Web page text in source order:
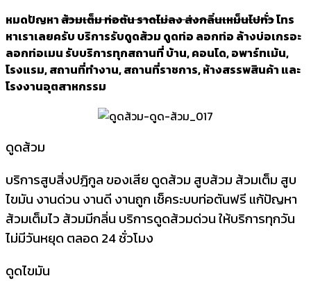
หมดปัญหาส้วมเต็ม ท่อตัน ราดไม่ลง ส่งกลิ่นเหม็นไปทั่วโทร
หาเราเลยครับ บริการรับดูดส้วม ดูดท่อ ลอกท่อ ล้างบ่อเกรอะ
ลอกท่อเมน รับบริการทุกสถานที่ บ้าน, คอนโด, อพาร์ทเม้น,
โรงแรม, สถานที่ทำงาน, สถานที่ราชการ, ห้างสรรพสินค้า และ
โรงงานอุตสาหกรรม
ดูดส้วม
บริการสูบสิ่งปฎิกูล ของเสีย ดูดส้วม สูบส้วม ส้วมเต็ม สูบ
ไขมัน งานด่วน งานดี งานถูก เช็คระบบท่อตันฟรี แก้ปัญหา
ส้วมเต็มไว ส้วมมีกลิ่น บริการดูดส้วมด่วน ให้บริการทุกวัน
ไม่มีวันหยุด ตลอด 24 ชั่วโมง
ดูดไขมัน